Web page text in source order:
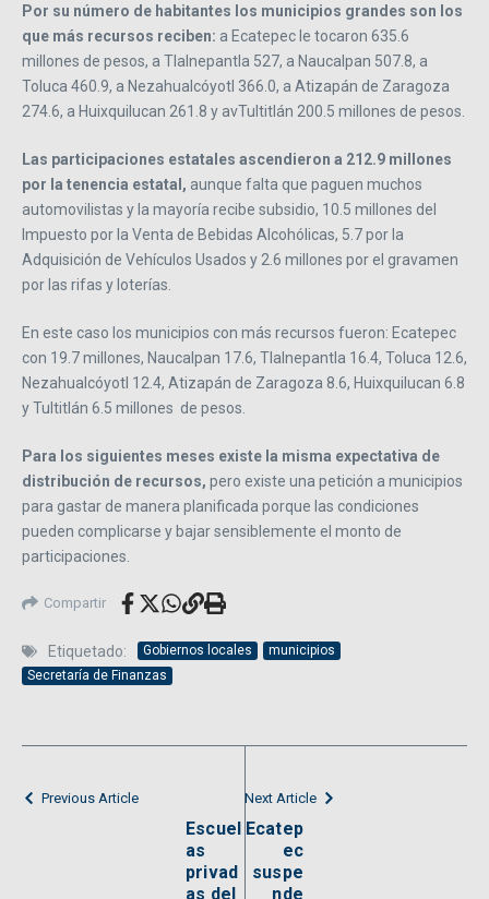
Por su número de habitantes los municipios grandes son los
que más recursos reciben: a Ecatepec le tocaron 635.6
millones de pesos, a Tlalnepantla 527, a Naucalpan 507.8, a
Toluca 460.9, a Nezahualcóyotl 366.0, a Atizapán de Zaragoza
274.6, a Huixquilucan 261.8 y avTultitlán 200.5 millones de pesos.
Las participaciones estatales ascendieron a 212.9 millones
por la tenencia estatal, aunque falta que paguen muchos
automovilistas y la mayoría recibe subsidio, 10.5 millones del
Impuesto por la Venta de Bebidas Alcohólicas, 5.7 por la
Adquisición de Vehículos Usados y 2.6 millones por el gravamen
por las rifas y loterías.
En este caso los municipios con más recursos fueron: Ecatepec
con 19.7 millones, Naucalpan 17.6, Tlalnepantla 16.4, Toluca 12.6,
Nezahualcóyotl 12.4, Atizapán de Zaragoza 8.6, Huixquilucan 6.8
y Tultitlán 6.5 millones de pesos.
Para los siguientes meses existe la misma expectativa de
distribución de recursos, pero existe una petición a municipios
para gastar de manera planificada porque las condiciones
pueden complicarse y bajar sensiblemente el monto de
participaciones.
Compartir
Etiquetado: Gobiernos locales
municipios
Secretaría de Finanzas
Previous Article
Escuel
as
privad
as del
Next Article
Ecatep
ec
suspe
nde